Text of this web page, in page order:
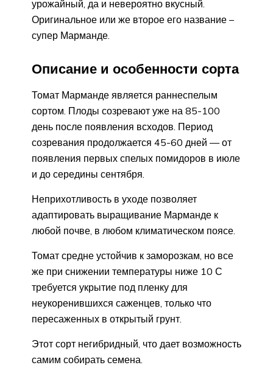
урожайный, да и невероятно вкусный.
Оригинальное или же второе его название –
супер Марманде.
Описание и особенности сорта
Томат Марманде является раннеспелым
сортом. Плоды созревают уже на 85-100
день после появления всходов. Период
созревания продолжается 45-60 дней — от
появления первых спелых помидоров в июле
и до середины сентября.
Неприхотливость в уходе позволяет
адаптировать выращивание Марманде к
любой почве, в любом климатическом поясе.
Томат средне устойчив к заморозкам, но все
же при снижении температуры ниже 10 С
требуется укрытие под пленку для
неукоренившихся саженцев, только что
пересаженных в открытый грунт.
Этот сорт негибридный, что дает возможность
самим собирать семена.